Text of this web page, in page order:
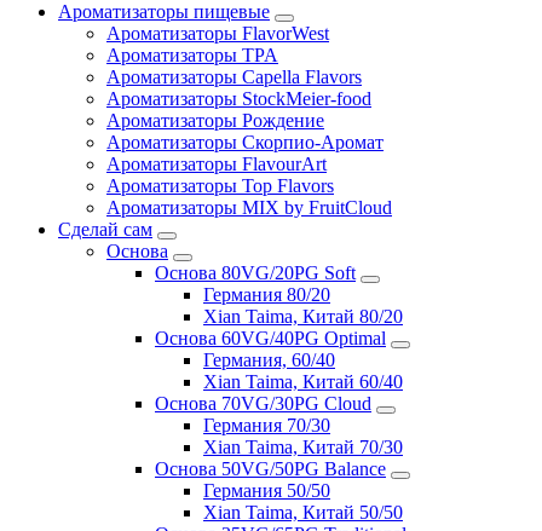
Ароматизаторы пищевые
Ароматизаторы FlavorWest
Ароматизаторы TPA
Ароматизаторы Capella Flavors
Ароматизаторы StockMeier-food
Ароматизаторы Рождение
Ароматизаторы Скорпио-Аромат
Ароматизаторы FlavourArt
Ароматизаторы Top Flavors
Ароматизаторы MIX by FruitCloud
Сделай сам
Основа
Основа 80VG/20PG Soft
Германия 80/20
Xian Taima, Китай 80/20
Основа 60VG/40PG Optimal
Германия, 60/40
Xian Taima, Китай 60/40
Основа 70VG/30PG Cloud
Германия 70/30
Xian Taima, Китай 70/30
Основа 50VG/50PG Balance
Германия 50/50
Xian Taima, Китай 50/50